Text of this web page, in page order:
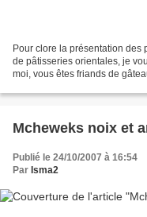
Pour clore la présentation des
de pâtisseries orientales, je
moi, vous êtes friands de
Mcheweks noix et
Publié le 24/10/2007 à 16:54
Par Isma2